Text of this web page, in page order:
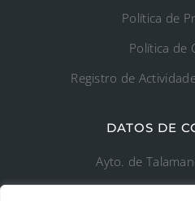
Política de
Política de
Registro de
DATOS DE
Ayto. de